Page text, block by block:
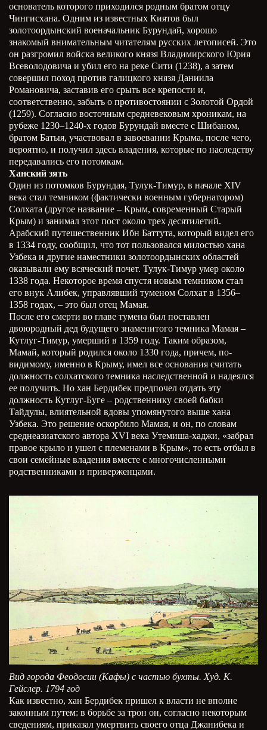
основатель которого приходился родным братом отцу
Чингисхана. Одним из известных Киятов был
золотоордынский военачальник Бурундай, хорошо
знакомый внимательным читателям русских летописей. Это
он разгромил войска великого князя Владимирского Юрия
Всеволодовича и убил его на реке Сити (1238), а затем
совершил поход против галицкого князя Даниила
Романовича, заставив его срыть все крепости и,
соответственно, забыть о противостоянии с Золотой Ордой
(1259). Согласно восточным средневековым хроникам, на
рубеже 1230–1240-х годов Бурундай вместе с Шибаном,
братом Батыя, участвовал в завоевании Крыма, после чего,
вероятно, и получил здесь владения, которые по наследству
передавались его потомкам.
Ханский зять
Один из потомков Бурундая, Тулук-Тимур, в начале XIV
века стал темником (фактически военным губернатором)
Солхата (другое название – Крым, современный Старый
Крым) и занимал этот пост около трех десятилетий.
Арабский путешественник Ибн Баттута, который видел его
в 1334 году, сообщил, что тот пользовался милостью хана
Узбека и другие наместники золотоордынских областей
оказывали ему всяческий почет. Тулук-Тимур умер около
1338 года. Некоторое время спустя новым темником стал
его внук Алибек, управлявший туменом Солхат в 1356–
1358 годах, – это был отец Мамая.
После его смерти во главе тумена был поставлен
двоюродный дед будущего знаменитого темника Мамая –
Кутлуг-Тимур, умерший в 1359 году. Таким образом,
Мамай, который родился около 1330 года, причем, по-
видимому, именно в Крыму, имел все основания считать
должность солхатского темника наследственной и надеялся
ее получить. Но хан Бердибек предпочел отдать эту
должность Кутлуг-Буге – родственнику своей бабки
Тайдулы, влиятельной вдовы упомянутого выше хана
Узбека. Это решение оскорбило Мамая, и он, по словам
среднеазиатского автора XVI века Утемиша-хаджи, «забрал
правое крыло и ушел с племенами в Крым», то есть отбыл в
свои семейные владения вместе с многочисленными
родственниками и приверженцами.
Вид города Феодосии (Кафы) с частью бухты. Худ. К.
Гейслер. 1794 год
Как известно, хан Бердибек пришел к власти не вполне
законным путем: в борьбе за трон он, согласно некоторым
сведениям, приказал умертвить своего отца Джанибека и